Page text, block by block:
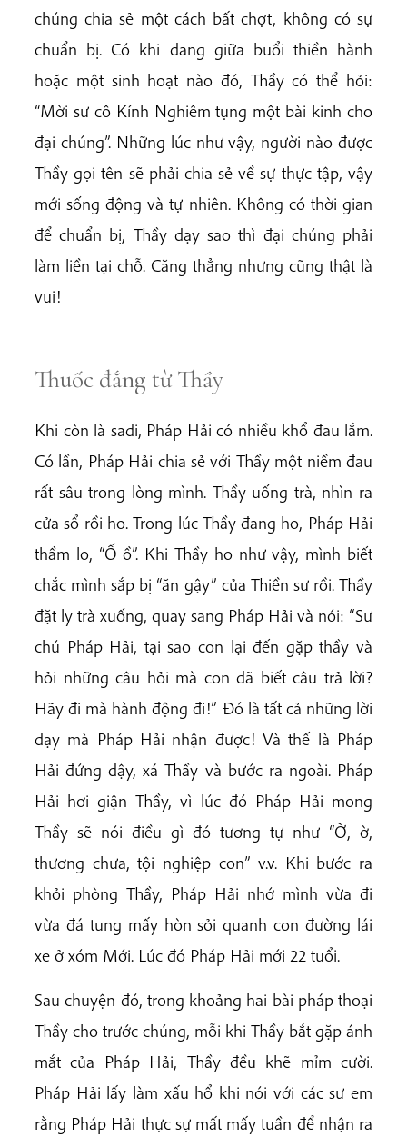
chúng chia sẻ một cách bất chợt, không có sự
chuẩn bị. Có khi đang giữa buổi thiền hành
hoặc một sinh hoạt nào đó, Thầy có thể hỏi:
“Mời sư cô Kính Nghiêm tụng một bài kinh cho
đại chúng”. Những lúc như vậy, người nào được
Thầy gọi tên sẽ phải chia sẻ về sự thực tập, vậy
mới sống động và tự nhiên. Không có thời gian
để chuẩn bị, Thầy dạy sao thì đại chúng phải
làm liền tại chỗ. Căng thẳng nhưng cũng thật là
vui!
Thuốc đắng từ Thầy
Khi còn là sadi, Pháp Hải có nhiều khổ đau lắm.
Có lần, Pháp Hải chia sẻ với Thầy một niềm đau
rất sâu trong lòng mình. Thầy uống trà, nhìn ra
cửa sổ rồi ho. Trong lúc Thầy đang ho, Pháp Hải
thầm lo, “Ố ồ”. Khi Thầy ho như vậy, mình biết
chắc mình sắp bị “ăn gậy” của Thiền sư rồi. Thầy
đặt ly trà xuống, quay sang Pháp Hải và nói: “Sư
chú Pháp Hải, tại sao con lại đến gặp thầy và
hỏi những câu hỏi mà con đã biết câu trả lời?
Hãy đi mà hành động đi!” Đó là tất cả những lời
dạy mà Pháp Hải nhận được! Và thế là Pháp
Hải đứng dậy, xá Thầy và bước ra ngoài. Pháp
Hải hơi giận Thầy, vì lúc đó Pháp Hải mong
Thầy sẽ nói điều gì đó tương tự như “Ờ, ờ,
thương chưa, tội nghiệp con” v.v. Khi bước ra
khỏi phòng Thầy, Pháp Hải nhớ mình vừa đi
vừa đá tung mấy hòn sỏi quanh con đường lái
xe ở xóm Mới. Lúc đó Pháp Hải mới 22 tuổi.
Sau chuyện đó, trong khoảng hai bài pháp thoại
Thầy cho trước chúng, mỗi khi Thầy bắt gặp ánh
mắt của Pháp Hải, Thầy đều khẽ mỉm cười.
Pháp Hải lấy làm xấu hổ khi nói với các sư em
rằng Pháp Hải thực sự mất mấy tuần để nhận ra